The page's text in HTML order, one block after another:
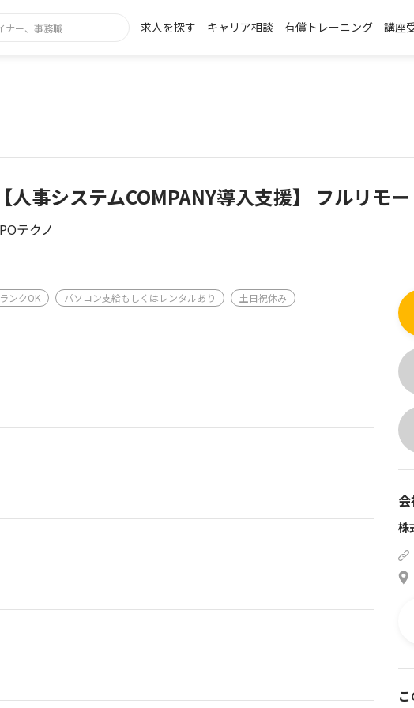
求人を探す キャリア相談 有償トレーニング 講座
人事システムCOMPANY導入支援】 フルリモー
テクノ
ンクOK パソコン支給もしくはレンタルあり 土日祝休み
株